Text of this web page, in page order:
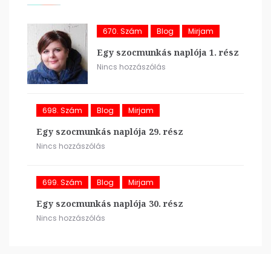
670. Szám Blog Mirjam
Egy szocmunkás naplója 1. rész
Nincs hozzászólás
698. Szám Blog Mirjam
Egy szocmunkás naplója 29. rész
Nincs hozzászólás
699. Szám Blog Mirjam
Egy szocmunkás naplója 30. rész
Nincs hozzászólás